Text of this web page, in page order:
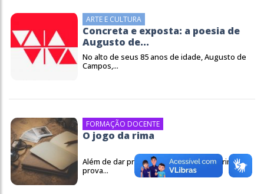
ARTE E CULTURA
Concreta e exposta: a poesia de
Augusto de...
No alto de seus 85 anos de idade, Augusto de
Campos,...
FORMAÇÃO DOCENTE
O jogo da rima
Além de dar prazer estético ao leitor, a rima
prova...